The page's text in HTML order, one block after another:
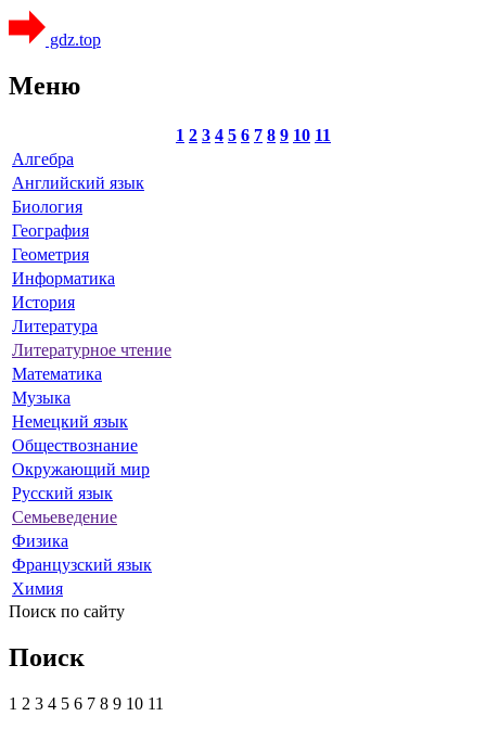
gdz.top
Меню
1 2 3 4 5 6 7 8 9 10 11
Алгебра
Английский язык
Биология
География
Геометрия
Информатика
История
Литература
Литературное чтение
Математика
Музыка
Немецкий язык
Обществознание
Окружающий мир
Русский язык
Семьеведение
Физика
Французский язык
Химия
Поиск по сайту
Поиск
1 2 3 4 5 6 7 8 9 10 11